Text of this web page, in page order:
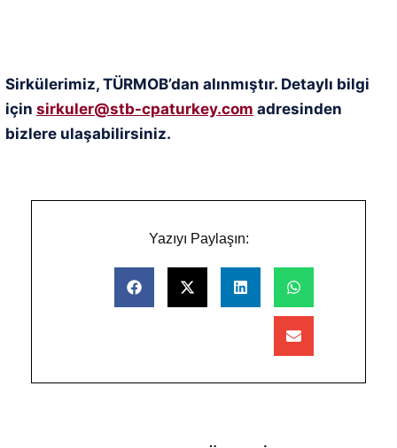
Sirkülerimiz, TÜRMOB’dan alınmıştır. Detaylı bilgi
için sirkuler@stb-cpaturkey.com adresinden
bizlere ulaşabilirsiniz.
Yazıyı Paylaşın: